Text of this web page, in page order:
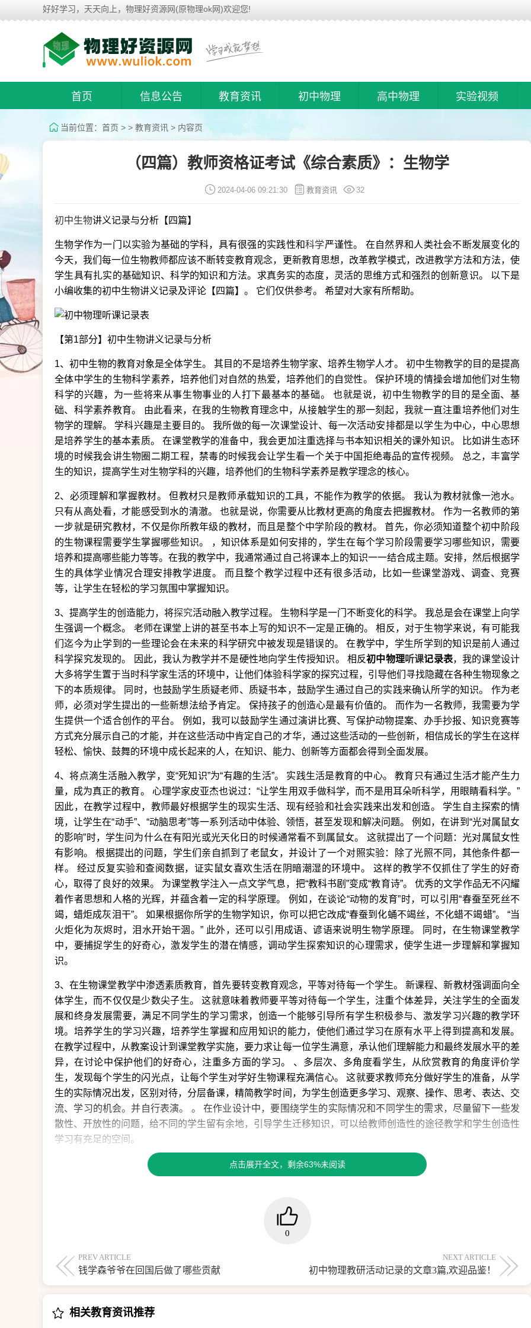
好好学习，天天向上，物理好资源网(原物理ok网)欢迎您!
首页 信息公告 教育资讯 初中物理 高中物理 实验视频
当前位置： 首页 > > 教育资讯 > 内容页
（四篇）教师资格证考试《综合素质》：生物学
2024-04-06 09:21:30 教育资讯 32
初中生物讲义记录与分析【四篇】
生物学作为一门以实验为基础的学科，具有很强的实践性和科学严谨性。 在自然界和人类社会不断发展变化的
今天，我们每一位生物教师都应该不断转变教育观念，更新教育思想，改革教学模式，改进教学方法和方法，使
学生具有扎实的基础知识、科学的知识和方法。求真务实的态度，灵活的思维方式和强烈的创新意识。 以下是
小编收集的初中生物讲义记录及评论【四篇】。 它们仅供参考。 希望对大家有所帮助。
【第1部分】初中生物讲义记录与分析
1、初中生物的教育对象是全体学生。 其目的不是培养生物学家、培养生物学人才。 初中生物教学的目的是提高
全体中学生的生物科学素养，培养他们对自然的热爱，培养他们的自觉性。 保护环境的情操会增加他们对生物
科学的兴趣，为一些将来从事生物事业的人打下最基本的基础。 也就是说，初中生物教学的目的是全面、基
础、科学素养教育。 由此看来，在我的生物教育理念中，从接触学生的那一刻起，我就一直注重培养他们对生
物学的理解。 学科兴趣是主要目的。 我所做的每一次课堂设计、每一次活动安排都是以学生为中心，中心思想
是培养学生的基本素质。 在课堂教学的准备中，我会更加注重选择与书本知识相关的课外知识。 比如讲生态环
境的时候我会讲生物圈二期工程，禁毒的时候我会让学生看一个关于中国拒绝毒品的宣传视频。 总之，丰富学
生的知识，提高学生对生物学科的兴趣，培养他们的生物科学素养是教学理念的核心。
2、必须理解和掌握教材。 但教材只是教师承载知识的工具，不能作为教学的依据。 我认为教材就像一池水。
只有从高处看，才能感受到水的清澈。 也就是说，你需要从比教材更高的角度去把握教材。 作为一名教师的第
一步就是研究教材，不仅是你所教年级的教材，而且是整个中学阶段的教材。 首先，你必须知道整个初中阶段
的生物课程需要学生掌握哪些知识。 ，知识体系是如何安排的，学生在每个学习阶段需要学习哪些知识，需要
培养和提高哪些能力等等。在我的教学中，我通常通过自己将课本上的知识一一结合成主题。安排，然后根据学
生的具体学业情况合理安排教学进度。 而且整个教学过程中还有很多活动，比如一些课堂游戏、调查、竞赛
等，让学生在轻松的学习氛围中掌握知识。
3、提高学生的创造能力，将探究活动融入教学过程。 生物科学是一门不断变化的科学。 我总是会在课堂上向学
生强调一个概念。 老师在课堂上讲的甚至书本上写的知识不一定是正确的。 相反，对于生物学来说，有可能我
们迄今为止学到的一些理论会在未来的科学研究中被发现是错误的。 在教学中，学生所学到的知识是前人通过
科学探究发现的。 因此，我认为教学并不是硬性地向学生传授知识。 相反初中物理听课记录表，我的课堂设计
大多将学生置于当时科学家生活的环境中，让他们体验科学家的探究过程，引导他们寻找隐藏在各种生物现象之
下的本质规律。 同时，也鼓励学生质疑老师、质疑书本，鼓励学生通过自己的实践来确认所学的知识。 作为老
师，必须对学生提出的一些新想法给予肯定。 保持孩子的创造心是最有价值的。 而作为一名教师，我需要为学
生提供一个适合创作的平台。 例如，我可以鼓励学生通过演讲比赛、写保护动物提案、办手抄报、知识竞赛等
方式充分展示自己的才能，并在这些活动中肯定自己的才华，通过这些活动的一些创新，相信成长的学生在这样
轻松、愉快、鼓舞的环境中成长起来的人，在知识、能力、创新等方面都会得到全面发展。
4、将点滴生活融入教学，变“死知识”为“有趣的生活”。 实践生活是教育的中心。 教育只有通过生活才能产生力
量，成为真正的教育。 心理学家皮亚杰也说过：“让学生用双手做科学，而不是用耳朵听科学，用眼睛看科学。”
因此，在教学过程中，教师最好根据学生的现实生活、现有经验和社会实践来出发和创造。 学生自主探索的情
境，让学生在“动手”、“动脑思考”等一系列活动中体验、领悟，甚至发现和解决问题。 例如，在讲到“光对属鼠女
的影响”时，学生问为什么在有阳光或光天化日的时候通常看不到属鼠女。 这就提出了一个问题：光对属鼠女性
有影响。 根据提出的问题，学生们亲自抓到了老鼠女，并设计了一个对照实验：除了光照不同，其他条件都一
样。 经过反复实验和查阅数据，证实鼠女喜欢生活在阴暗潮湿的环境中。 这样的教学不仅抓住了学生的好奇
心，取得了良好的效果。 为课堂教学注入一点文学气息，把“教科书剧”变成“教育诗”。 优秀的文学作品无不闪耀
着作者思想和人格的光辉，并蕴含着一定的科学原理。 例如，在谈论“动物的发育”时，可以引用“春蚕至死丝不
竭，蜡炬成灰泪干”。 如果根据你所学的生物学知识，你可以把它改成“春蚕到化蛹不竭丝，不化蜡不竭蜡”。 “当
火炬化为灰烬时，泪水开始干涸。” 此外，还可以引用成语、谚语来说明生物学原理。 同时，在生物课堂教学
中，要捕捉学生的好奇心，激发学生的潜在情感，调动学生探索知识的心理需求，使学生进一步理解和掌握知
识。
3、在生物课堂教学中渗透素质教育，首先要转变教育观念，平等对待每一个学生。 新课程、新教材强调面向全
体学生，而不仅仅是少数尖子生。 这就意味着教师要平等对待每一个学生，注重个体差异，关注学生的全面发
展和终身发展需要，满足不同学生的学习需求，创造一个能够引导所有学生积极参与、激发学习兴趣的教学环
境。培养学生的学习兴趣，培养学生掌握和应用知识的能力，使他们通过学习在原有水平上得到提高和发展。
在教学过程中，从教案设计到课堂教学实施，要力求让每一位学生满意，承认他们理解能力和最终发展水平的差
异，在讨论中保护他们的好奇心，注重多方面的学习。 、多层次、多角度看学生，从欣赏教育的角度评价学
生，发现每个学生的闪光点，让每个学生对学好生物课程充满信心。 这就要求教师充分做好学生的准备，从学
生的实际情况出发，区别对待，分层备课，精简教学时间，为学生创造更多学习、观察、操作、思考、表达、交
流、学习的机会。并自行表演。 。 在作业设计中，要围绕学生的实际情况和不同学生的需求，尽量留下一些发
散性、开放性的问题，给不同的学生留有余地，引导学生迁移知识，可以给教师创造性的途径教学和学生创造性
学习有充足的空间。
简而言之，生物学是一门实验性和探索性很强的学科。 要充分鼓励学生积极参与、乐于探索、勤于做事。 这
样，学生不仅主动获取知识，了解科学研究方法，提高学生分析问题、解决问题的能力，培养学生的合作学习意
在考试结束了，面对学生们一些令人失望的试卷，我陷入了深深的思考：为什么会出现这种情况？ 我绞尽脑
汁，想了很多。 没有解释。 所有的疑问，哪怕是原来的疑问，都已经一一得到解答。 有些问题甚至被强调了很
中可以看出，学生对基础知识的掌握还不够好。 也许学生基本上都是死记硬背，掌握得不扎实，缺乏灵活性。
很多错别字。 对策：在今后的教学中，要注意把握大局，从细节入手，对犯错误的学生改正错误后有针对性地
点击展开全文，剩余63%未阅读
0
PREV ARTICLE
钱学森爷爷在回国后做了哪些贡献
NEXT ARTICLE
初中物理教研活动记录的文章3篇,欢迎品鉴！
相关教育资讯推荐